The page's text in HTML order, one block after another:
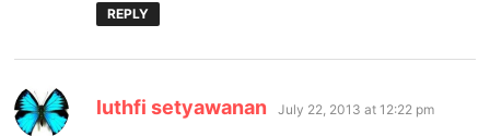
REPLY
luthfi setyawanan says:
July 22, 2013 at 12:22 pm